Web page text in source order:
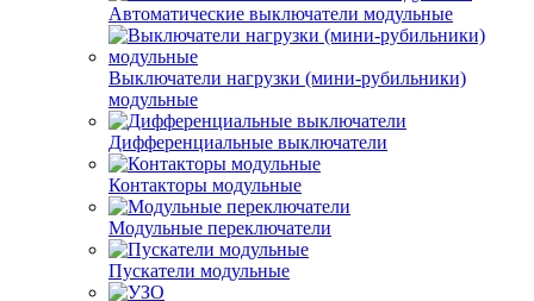
Автоматические выключатели модульные
Выключатели нагрузки (мини-рубильники)
модульные
Дифференциальные выключатели
Контакторы модульные
Модульные переключатели
Пускатели модульные